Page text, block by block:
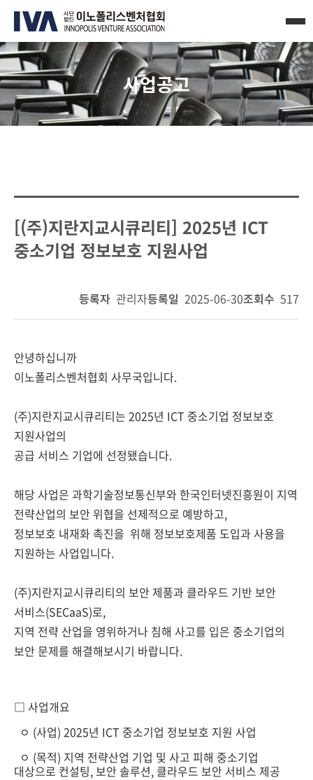
사업공고
[(주)지란지교시큐리티] 2025년 ICT
중소기업 정보보호 지원사업
등록자 관리자등록일 2025-06-30조회수 517
안녕하십니까
이노폴리스벤처협회 사무국입니다.
(주)지란지교시큐리티는 2025년 ICT 중소기업 정보보호
지원사업의
공급 서비스 기업에 선정됐습니다.
해당 사업은 과학기술정보통신부와 한국인터넷진흥원이 지역
전략산업의 보안 위협을 선제적으로 예방하고,
정보보호 내재화 촉진을 위해 정보보호제품 도입과 사용을
지원하는 사업입니다.
(주)지란지교시큐리티의 보안 제품과 클라우드 기반 보안
서비스(SECaaS)로,
지역 전략 산업을 영위하거나 침해 사고를 입은 중소기업의
보안 문제를 해결해보시기 바랍니다.
□ 사업개요
ㅇ (사업) 2025년 ICT 중소기업 정보보호 지원 사업
ㅇ (목적) 지역 전략산업 기업 및 사고 피해 중소기업
대상으로 컨설팅, 보안 솔루션, 클라우드 보안 서비스 제공